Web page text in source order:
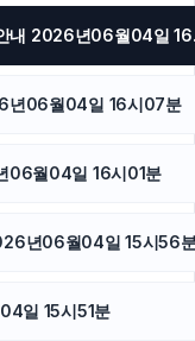
서울
년06월04일 16시07분
06월04일 16시01분
년06월04일 15시56
일 15시51분